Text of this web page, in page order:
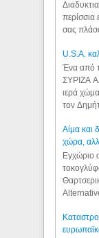
περίσσια
σας
U.S.A.
Ένα από
ΣΥΡΙΖΑ
ιερά
τον
Αίμα και
χώρα,
Εγχώριο